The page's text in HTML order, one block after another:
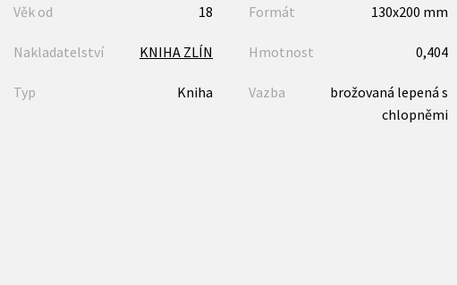
Věk od 18 Formát 130x200 mm
Nakladatelství KNIHA ZLÍN Hmotnost 0,404
Typ Kniha Vazba
brožovaná lepená s
chlopněmi